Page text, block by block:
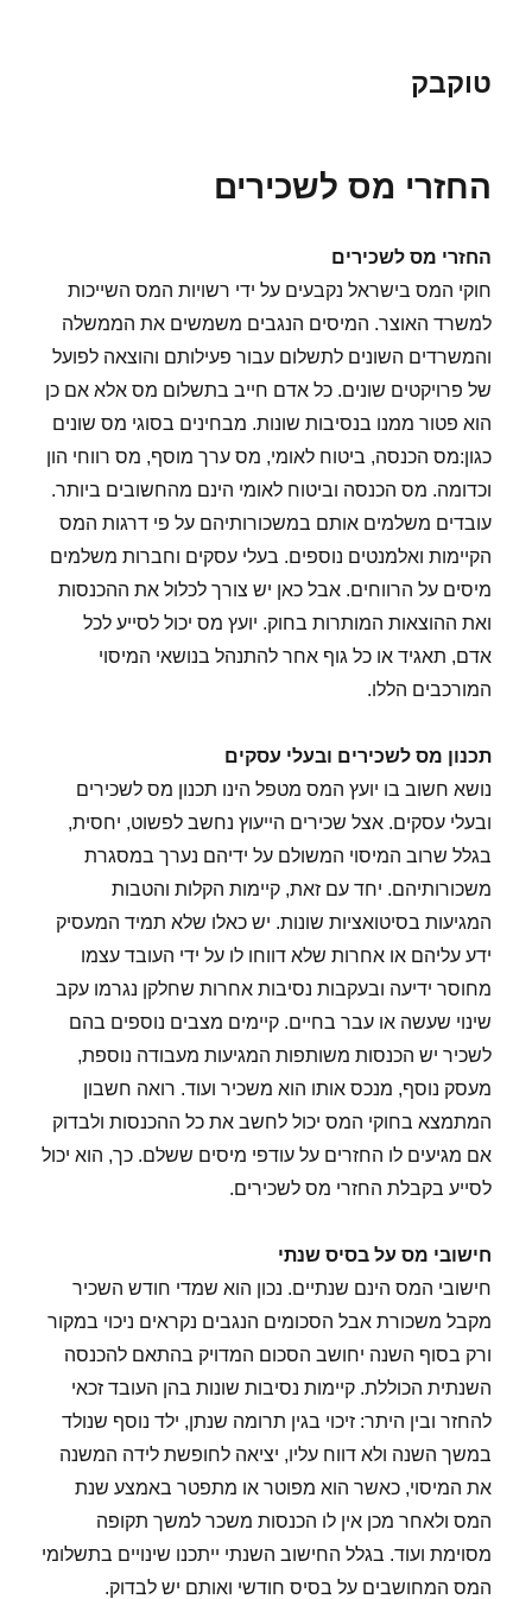
טוקבק
החזרי מס לשכירים
החזרי מס לשכירים
חוקי המס בישראל נקבעים על ידי רשויות המס השייכות
למשרד האוצר. המיסים הנגבים משמשים את הממשלה
והמשרדים השונים לתשלום עבור פעילותם והוצאה לפועל
של פרויקטים שונים. כל אדם חייב בתשלום מס אלא אם כן
הוא פטור ממנו בנסיבות שונות. מבחינים בסוגי מס שונים
כגון:מס הכנסה, ביטוח לאומי, מס ערך מוסף, מס רווחי הון
וכדומה. מס הכנסה וביטוח לאומי הינם מהחשובים ביותר.
עובדים משלמים אותם במשכורותיהם על פי דרגות המס
הקיימות ואלמנטים נוספים. בעלי עסקים וחברות משלמים
מיסים על הרווחים. אבל כאן יש צורך לכלול את ההכנסות
ואת ההוצאות המותרות בחוק. יועץ מס יכול לסייע לכל
אדם, תאגיד או כל גוף אחר להתנהל בנושאי המיסוי
המורכבים הללו.
תכנון מס לשכירים ובעלי עסקים
נושא חשוב בו יועץ המס מטפל הינו תכנון מס לשכירים
ובעלי עסקים. אצל שכירים הייעוץ נחשב לפשוט, יחסית,
בגלל שרוב המיסוי המשולם על ידיהם נערך במסגרת
משכורותיהם. יחד עם זאת, קיימות הקלות והטבות
המגיעות בסיטואציות שונות. יש כאלו שלא תמיד המעסיק
ידע עליהם או אחרות שלא דווחו לו על ידי העובד עצמו
מחוסר ידיעה ובעקבות נסיבות אחרות שחלקן נגרמו עקב
שינוי שעשה או עבר בחיים. קיימים מצבים נוספים בהם
לשכיר יש הכנסות משותפות המגיעות מעבודה נוספת,
מעסק נוסף, מנכס אותו הוא משכיר ועוד. רואה חשבון
המתמצא בחוקי המס יכול לחשב את כל ההכנסות ולבדוק
אם מגיעים לו החזרים על עודפי מיסים ששלם. כך, הוא יכול
לסייע בקבלת החזרי מס לשכירים.
חישובי מס על בסיס שנתי
חישובי המס הינם שנתיים. נכון הוא שמדי חודש השכיר
מקבל משכורת אבל הסכומים הנגבים נקראים ניכוי במקור
ורק בסוף השנה יחושב הסכום המדויק בהתאם להכנסה
השנתית הכוללת. קיימות נסיבות שונות בהן העובד זכאי
להחזר ובין היתר: זיכוי בגין תרומה שנתן, ילד נוסף שנולד
במשך השנה ולא דווח עליו, יציאה לחופשת לידה המשנה
את המיסוי, כאשר הוא מפוטר או מתפטר באמצע שנת
המס ולאחר מכן אין לו הכנסות משכר למשך תקופה
מסוימת ועוד. בגלל החישוב השנתי ייתכנו שינויים בתשלומי
המס המחושבים על בסיס חודשי ואותם יש לבדוק.